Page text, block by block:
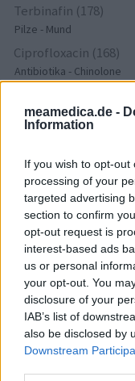
meamedica.de -
Information
If you wish to opt-
processing of your
targeted advertising
section to confirm
opt-out request is
interest-based ads
us or personal
your opt-out. You
disclosure of your
IAB’s list of
also be disclosed by
Downstream
Terbinafin (178)
Pilze - Mund
Ciprofloxacin (168)
Antibiotika - Chinolone
Schmerz - Morphin-
Amoxiclav (=
Antibiotika - Penizilline
Amitriptylin (135)
Depression - Trizyklika
Metoprolol (134)
Blutdruck - Beta-Blocker
Moviprep (129)
Darm - Verstopfung
Nuvaring (129)